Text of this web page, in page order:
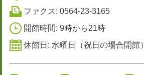
ファクス: 0564-23-3165
開館時間: 9時から21時
休館日: 水曜日（祝日の場合開館）